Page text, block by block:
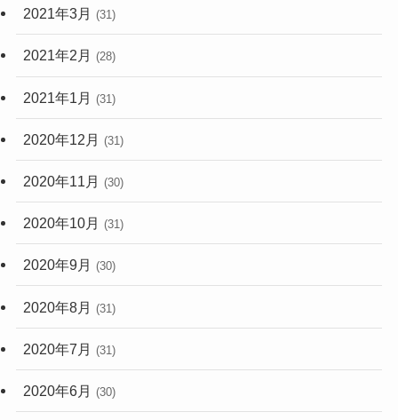
2021年3月 (31)
2021年2月 (28)
2021年1月 (31)
2020年12月 (31)
2020年11月 (30)
2020年10月 (31)
2020年9月 (30)
2020年8月 (31)
2020年7月 (31)
2020年6月 (30)